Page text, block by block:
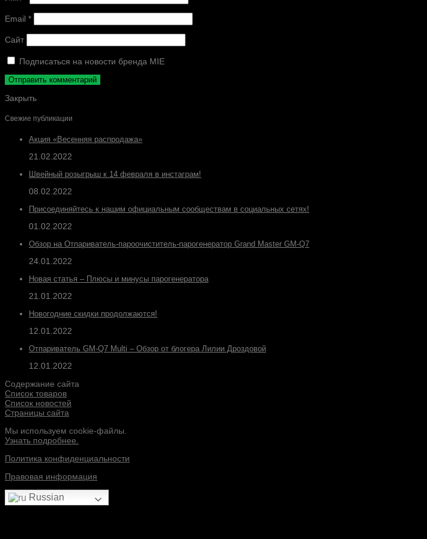
Email *
Сайт
Подписаться на новости бренда MIE
Закрыть
Свежие публикации
Акция «Весенняя распродажа»
21.02.2022
Швейный розыгрыш к 14 февраля в инстаграм!
08.02.2022
Присоединяйтесь к нашим официальным сообществам в социальных сетях!
01.02.2022
Обзор на Отпариватель-пароочиститель-парогенератор Grand Master GM-Q7
24.01.2022
Новая статья – Плюсы и минусы парогенератора
21.01.2022
Новогодние скидки продолжаются!
12.01.2022
Отпариватель GM-Q7 Multi – Обзор от блогера Лилии Дроздовой
12.01.2022
Содержание сайта
Список товаров
Список новостей
Страницы сайта
Мы используем cookie-файлы.
Узнать подробнее.
Политика конфиденциальности
Правовая информация
Russian